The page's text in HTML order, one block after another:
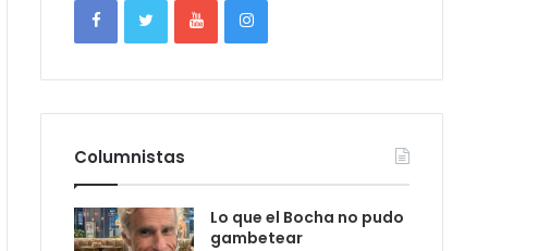
Columnistas
Lo que el Bocha no pudo
gambetear